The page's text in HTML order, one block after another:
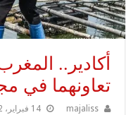
أكادير..
تعاونهما في
majaliss 14 فبراير، 2022